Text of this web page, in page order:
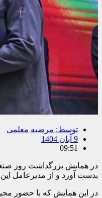
توسط: مرضیه معلمی
9 آبان 1404
09:51
در همایش بزرگداشت روز
بدست آورد و از مدیرعامل
در این همایش که با حضور